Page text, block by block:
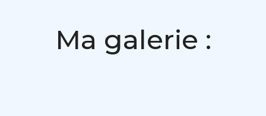
Ma galerie :